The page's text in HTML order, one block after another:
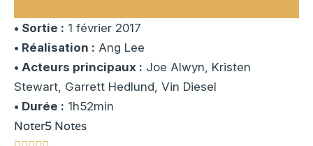
• Sortie : 1 février 2017
• Réalisation : Ang Lee
• Acteurs principaux : Joe Alwyn, Kristen
Stewart, Garrett Hedlund, Vin Diesel
• Durée : 1h52min
Noter5 Notes